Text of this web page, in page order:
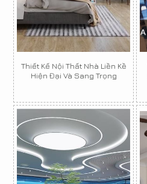
Thiết Kế Nội Thất Nhà Liền Kề
Hiện Đại Và Sang Trọng